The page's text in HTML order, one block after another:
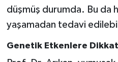
düşmüş durumda. Bu da
yaşamadan tedavi
Genetik Etkenlere Dikkat